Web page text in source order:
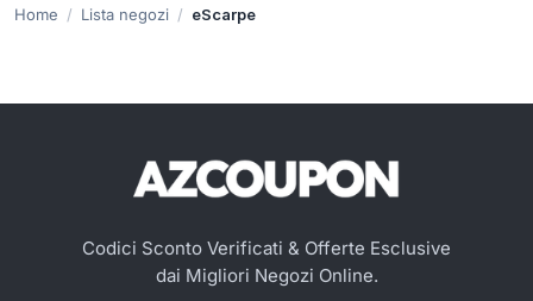
Home Lista negozi eScarpe
Codici Sconto Verificati & Offerte Esclusive
dai Migliori Negozi Online.